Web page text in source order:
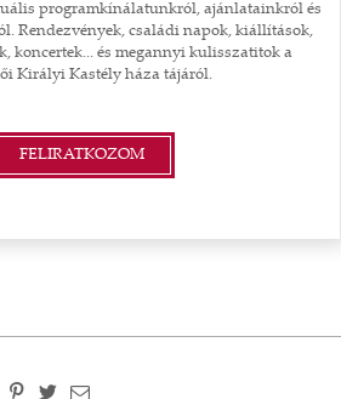
programkínálatunkról, ajánlatainkról és
Rendezvények, családi napok, kiállítások,
koncertek... és megannyi kulisszatitok a
Királyi Kastély háza tájáról.
FELIRATKOZOM